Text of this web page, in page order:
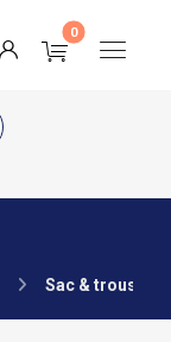
Sac & trousse